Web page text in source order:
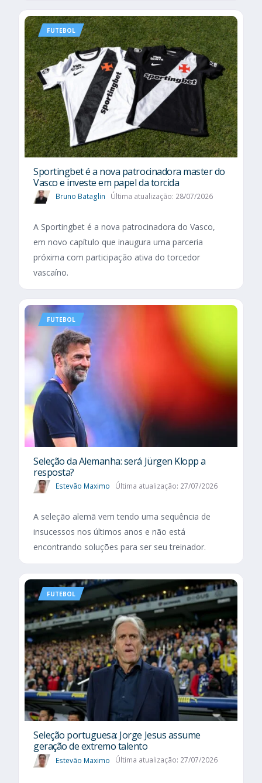
FUTEBOL
Sportingbet é a nova patrocinadora master do
Vasco e investe em papel da torcida
Bruno Bataglin Última atualização: 28/07/2026
A Sportingbet é a nova patrocinadora do Vasco,
em novo capítulo que inaugura uma parceria
próxima com participação ativa do torcedor
vascaíno.
FUTEBOL
Seleção da Alemanha: será Jürgen Klopp a
resposta?
Estevão Maximo Última atualização: 27/07/2026
A seleção alemã vem tendo uma sequência de
insucessos nos últimos anos e não está
encontrando soluções para ser seu treinador.
FUTEBOL
Seleção portuguesa: Jorge Jesus assume
geração de extremo talento
Estevão Maximo Última atualização: 27/07/2026